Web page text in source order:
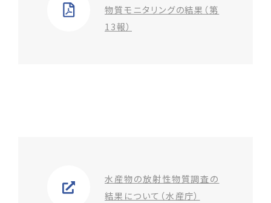
物質モニタリングの結果（第
13報）
水産物の放射性物質調査の
結果について（水産庁）